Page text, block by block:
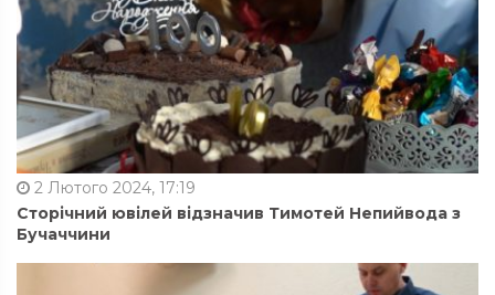
2 Лютого 2024, 17:19
Сторічний ювілей відзначив Тимотей Непийвода з
Бучаччини